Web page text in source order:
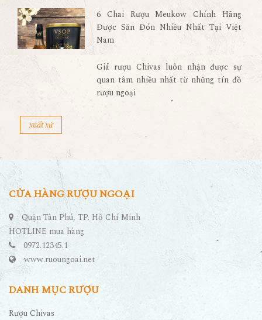
6 Chai Rượu Meukow Chính Hãng
Được Săn Đón Nhiều Nhất Tại Việt
Nam
Giá rượu Chivas luôn nhận được sự
quan tâm nhiều nhất từ những tín đồ
rượu ngoại
xuất xứ
CỬA HÀNG RƯỢU NGOẠI
Quận Tân Phú, TP. Hồ Chí Minh
HOTLINE mua hàng
0972.12345.1
www.ruoungoai.net
DANH MỤC RƯỢU
Rượu Chivas